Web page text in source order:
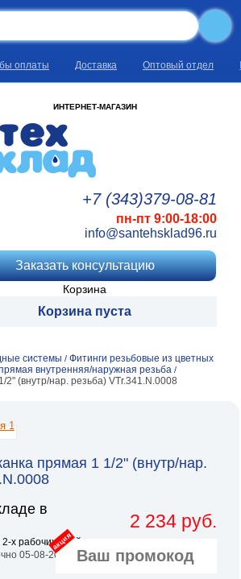
оплаты Доставка Оптовый отдел
ИНТЕРНЕТ-МАГАЗИН
+7 (343)379-08-81
пн-пт 9:00-18:00
info@santehsklad96.ru
Заказать консультацию
Корзина
Корзина пуста
системы / Фитинги резьбовые из цветных
внутренняя/наружная резьба /
(внутр/нар. резьба) VTr.341.N.0008
прямая 1 1/2" (внутр/нар.
в
х рабочих дней.
05-08-2026
2 234 руб.
акция